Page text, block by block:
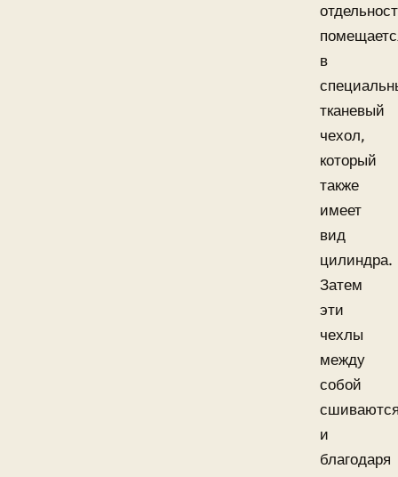
в
тканевый
чехол,
который
также
имеет
вид
цилиндра.
Затем
эти
чехлы
между
собой
и
благодаря